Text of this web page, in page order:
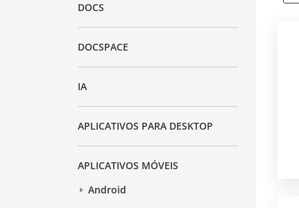
DOCS
DOCSPACE
IA
APLICATIVOS PARA DESKTOP
APLICATIVOS MÓVEIS
Android